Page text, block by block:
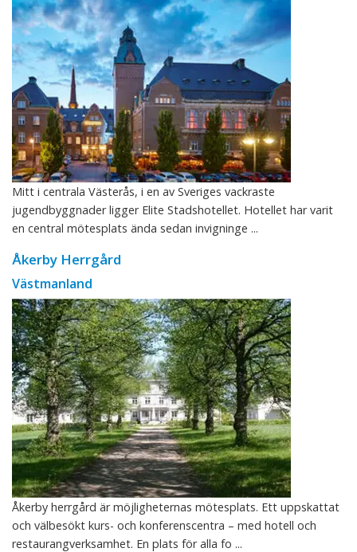
Mitt i centrala Västerås, i en av Sveriges vackraste
jugendbyggnader ligger Elite Stadshotellet. Hotellet har varit
en central mötesplats ända sedan invigninge ...
Åkerby Herrgård
Västmanland
Åkerby herrgård är möjligheternas mötesplats. Ett uppskattat
och välbesökt kurs- och konferenscentra – med hotell och
restaurangverksamhet. En plats för alla fo ...